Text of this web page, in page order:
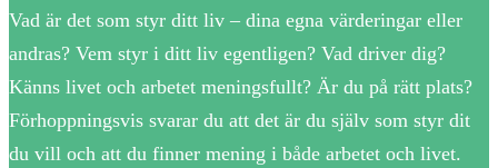
Vad är det som styr ditt liv – dina egna värderingar eller
andras? Vem styr i ditt liv egentligen? Vad driver dig?
Känns livet och arbetet meningsfullt? Är du på rätt plats?
Förhoppningsvis svarar du att det är du själv som styr dit
du vill och att du finner mening i både arbetet och livet.